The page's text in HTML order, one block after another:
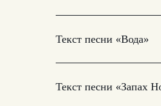
Текст песни «Вода»
Текст песни «Запах